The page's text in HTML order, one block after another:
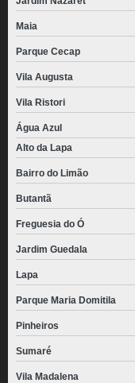
Maia
Parque Cecap
Vila Augusta
Vila Ristori
Água Azul
Alto da Lapa
Bairro do Limão
Butantã
Freguesia do Ó
Jardim Guedala
Lapa
Parque Maria Domitila
Pinheiros
Sumaré
Vila Madalena